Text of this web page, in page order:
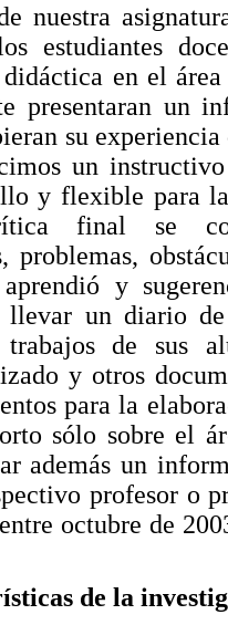
nuestra
estudiantes
en el
presentaran un
su
un
y flexible para
final se
problemas,
y
llevar un diario
trabajos de sus
y otros
para la
sólo sobre el
además un
profesor o
octubre de
de la